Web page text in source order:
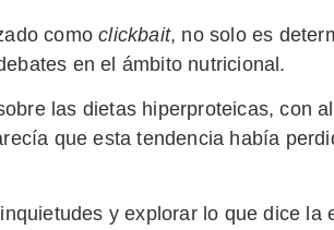
comoclickbait, no solo es
en el ámbito nutricional.
las dietas hiperproteicas, con
que esta tendencia había
y explorar lo que dice